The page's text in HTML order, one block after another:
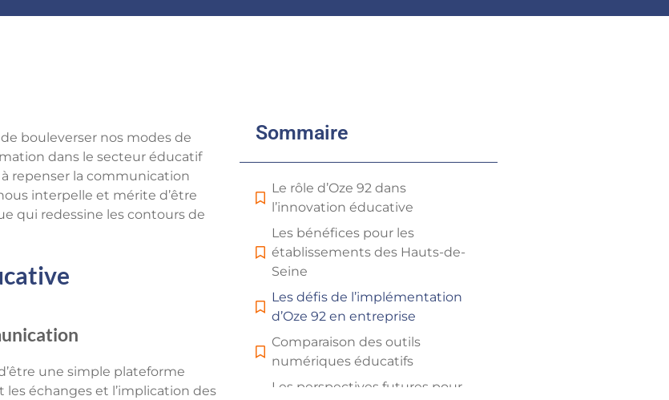
bouleverser nos modes de
dans le secteur éducatif
repenser la communication
interpelle et mérite d’être
qui redessine les contours de
une simple plateforme
échanges et l’implication des
Sommaire
Le rôle d’Oze 92 dans
l’innovation éducative
Les bénéfices pour les
établissements des Hauts-de-
Seine
Les défis de l’implémentation
d’Oze 92 en entreprise
Comparaison des outils
numériques éducatifs
Les perspectives futures pour